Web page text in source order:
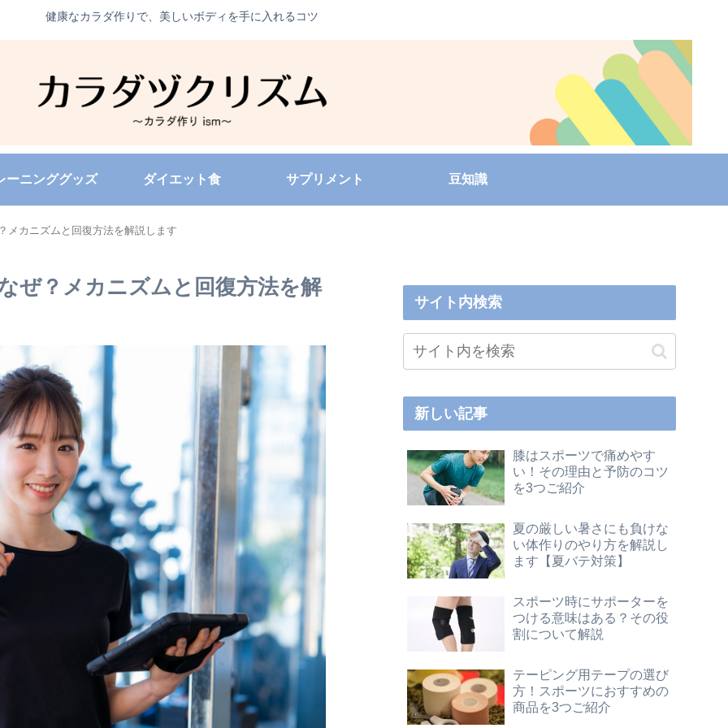
健康なカラダ作りで、美しいボディを手に入れるコツ
ーニンググッズ ダイエット食 サプリメント 豆知識
メカニズムと回復方法を解説します
ぜ？メカニズムと回復方法を解
サイト内検索
新しい記事
膝はスポーツで痛めやす
い！その理由と予防のコツ
を3つご紹介
夏の厳しい暑さにも負けな
い体作りのやり方を解説し
ます【夏バテ対策】
スポーツ時にサポーターを
つける意味はある？その役
割について解説
テーピング用テープの選び
方！スポーツにおすすめの
商品を3つご紹介